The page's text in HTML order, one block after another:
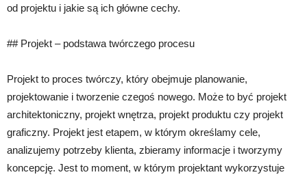
od projektu i jakie są ich główne cechy.
## Projekt – podstawa twórczego procesu
Projekt to proces twórczy, który obejmuje planowanie,
projektowanie i tworzenie czegoś nowego. Może to być projekt
architektoniczny, projekt wnętrza, projekt produktu czy projekt
graficzny. Projekt jest etapem, w którym określamy cele,
analizujemy potrzeby klienta, zbieramy informacje i tworzymy
koncepcję. Jest to moment, w którym projektant wykorzystuje